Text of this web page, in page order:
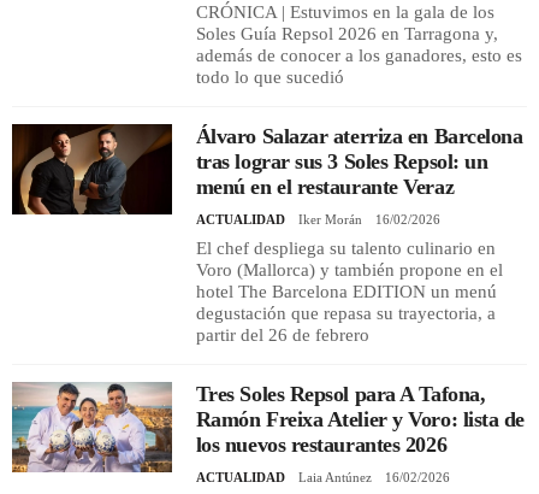
CRÓNICA | Estuvimos en la gala de los
Soles Guía Repsol 2026 en Tarragona y,
además de conocer a los ganadores, esto es
todo lo que sucedió
Álvaro Salazar aterriza en Barcelona
tras lograr sus 3 Soles Repsol: un
menú en el restaurante Veraz
ACTUALIDAD Iker Morán 16/02/2026
El chef despliega su talento culinario en
Voro (Mallorca) y también propone en el
hotel The Barcelona EDITION un menú
degustación que repasa su trayectoria, a
partir del 26 de febrero
Tres Soles Repsol para A Tafona,
Ramón Freixa Atelier y Voro: lista de
los nuevos restaurantes 2026
ACTUALIDAD Laia Antúnez 16/02/2026